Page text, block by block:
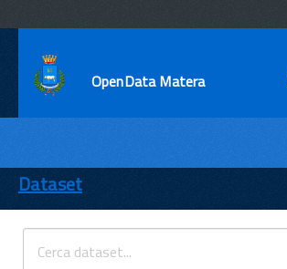
OpenData Matera
ENTI
TEMI
INFORMAZIONI
Dataset